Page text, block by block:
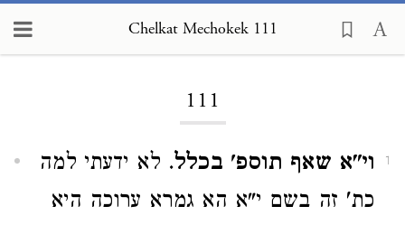
Chelkat Mechokek 111
111
1 וי"א שאף תוספ' בכלל. לא ידעתי למה
כת' זה בשם י"א הא גמרא ערוכה היא